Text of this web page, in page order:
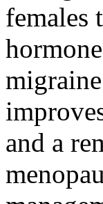
females
and a